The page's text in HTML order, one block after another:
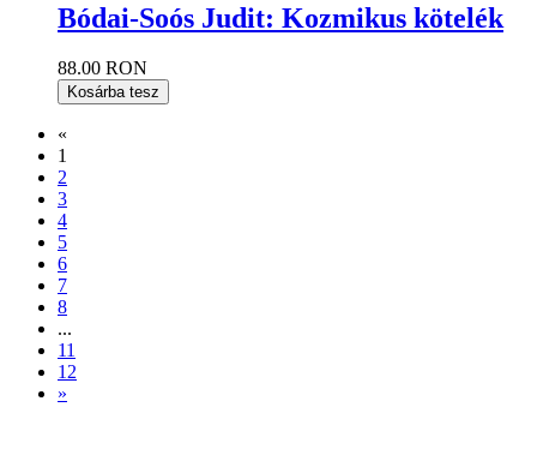
Bódai-Soós Judit: Kozmikus kötelék
88.00 RON
Kosárba tesz
«
1
2
3
4
5
6
7
8
...
11
12
»